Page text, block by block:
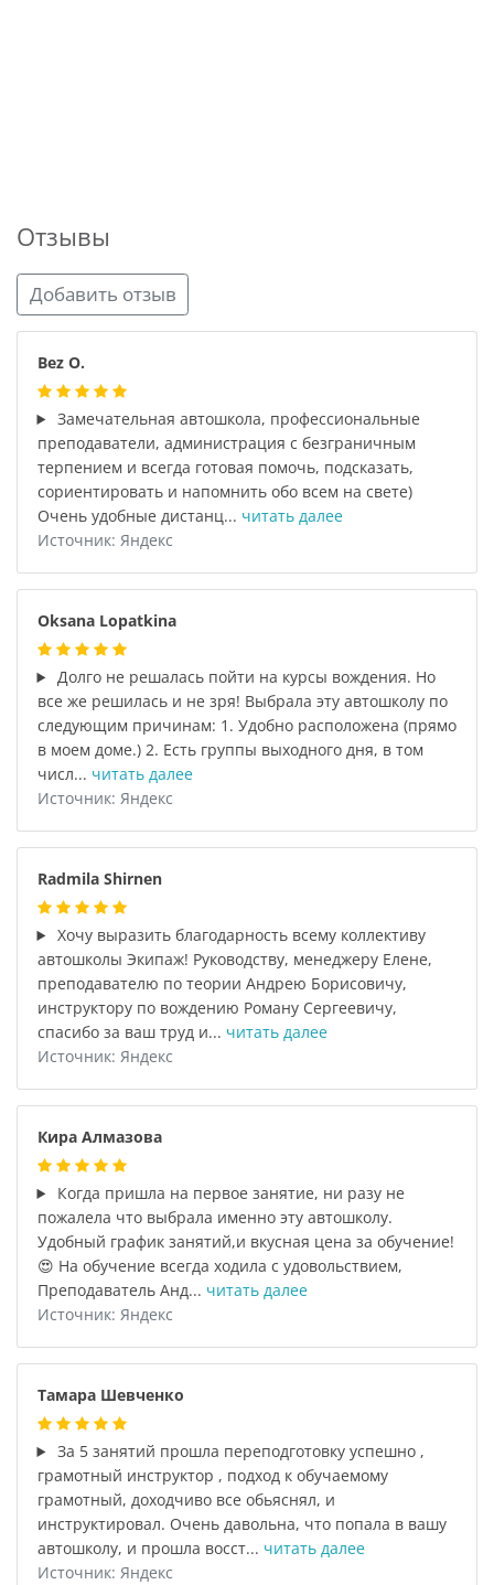
Отзывы
Добавить отзыв
Bez O.
Замечательная автошкола, профессиональные
преподаватели, администрация с безграничным
терпением и всегда готовая помочь, подсказать,
сориентировать и напомнить обо всем на свете)
Очень удобные дистанц... читать далее
Источник: Яндекс
Oksana Lopatkina
Долго не решалась пойти на курсы вождения. Но
все же решилась и не зря! Выбрала эту автошколу по
следующим причинам: 1. Удобно расположена (прямо
в моем доме.) 2. Есть группы выходного дня, в том
числ... читать далее
Источник: Яндекс
Radmila Shirnen
Хочу выразить благодарность всему коллективу
автошколы Экипаж! Руководству, менеджеру Елене,
преподавателю по теории Андрею Борисовичу,
инструктору по вождению Роману Сергеевичу,
спасибо за ваш труд и... читать далее
Источник: Яндекс
Кира Алмазова
Когда пришла на первое занятие, ни разу не
пожалела что выбрала именно эту автошколу.
Удобный график занятий,и вкусная цена за обучение!
😍 На обучение всегда ходила с удовольствием,
Преподаватель Анд... читать далее
Источник: Яндекс
Тамара Шевченко
За 5 занятий прошла переподготовку успешно ,
грамотный инструктор , подход к обучаемому
грамотный, доходчиво все обьяснял, и
инструктировал. Очень давольна, что попала в вашу
автошколу, и прошла восст... читать далее
Источник: Яндекс